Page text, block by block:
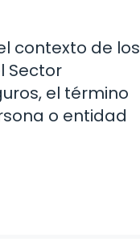
contexto de los
Sector
el término
o entidad